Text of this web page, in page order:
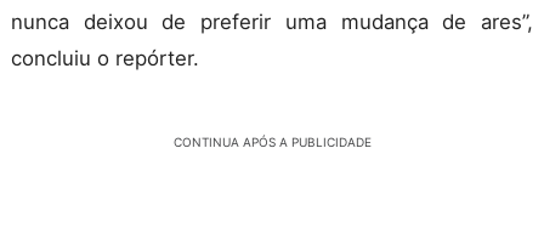
nunca deixou de preferir uma mudança de ares”,
concluiu o repórter.
CONTINUA APÓS A PUBLICIDADE